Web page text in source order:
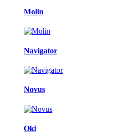
Molin
Navigator
Novus
Oki